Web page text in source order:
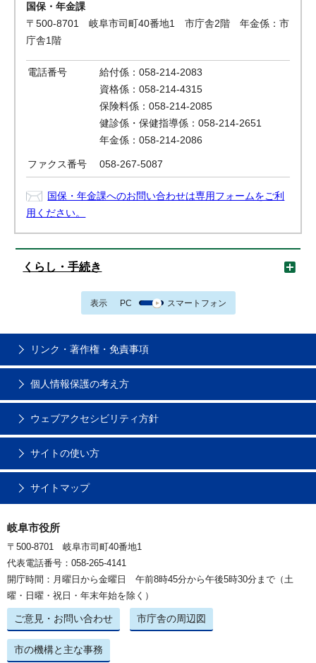
国保・年金課
〒500-8701 岐阜市司町40番地1 市庁舎2階 年金係：市
庁舎1階
電話番号
給付係：058-214-2083
資格係：058-214-4315
保険料係：058-214-2085
健診係・保健指導係：058-214-2651
年金係：058-214-2086
ファクス番号 058-267-5087
国保・年金課へのお問い合わせは専用フォームをご利
用ください。
くらし・手続き
表示 PC スマートフォン
リンク・著作権・免責事項
個人情報保護の考え方
ウェブアクセシビリティ方針
サイトの使い方
サイトマップ
岐阜市役所
〒500-8701 岐阜市司町40番地1
代表電話番号：058-265-4141
開庁時間：月曜日から金曜日 午前8時45分から午後5時30分まで（土
曜・日曜・祝日・年末年始を除く）
ご意見・お問い合わせ 市庁舎の周辺図
市の機構と主な事務